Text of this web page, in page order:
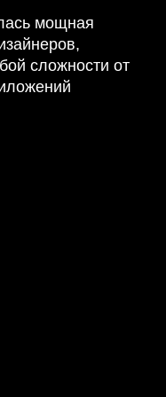
мощная
сложности от